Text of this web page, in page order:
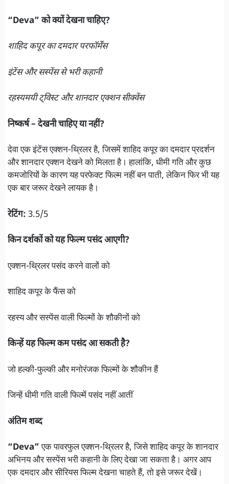
“Deva” को क्यों देखना चाहिए?
शाहिद कपूर का दमदार परफॉर्मेंस
इंटेंस और सस्पेंस से भरी कहानी
रहस्यमयी ट्विस्ट और शानदार एक्शन सीक्वेंस
निष्कर्ष – देखनी चाहिए या नहीं?
देवा एक इंटेंस एक्शन-थ्रिलर है, जिसमें शाहिद कपूर का दमदार प्रदर्शन
और शानदार एक्शन देखने को मिलता है। हालांकि, धीमी गति और कुछ
कमजोरियों के कारण यह परफेक्ट फिल्म नहीं बन पाती, लेकिन फिर भी यह
एक बार जरूर देखने लायक है।
रेटिंग: 3.5/5
किन दर्शकों को यह फिल्म पसंद आएगी?
एक्शन-थ्रिलर पसंद करने वालों को
शाहिद कपूर के फैंस को
रहस्य और सस्पेंस वाली फिल्मों के शौकीनों को
किन्हें यह फिल्म कम पसंद आ सकती है?
जो हल्की-फुल्की और मनोरंजक फिल्मों के शौकीन हैं
जिन्हें धीमी गति वाली फिल्में पसंद नहीं आतीं
अंतिम शब्द
“Deva”एक पावरफुल एक्शन-थ्रिलर है, जिसे शाहिद कपूर के शानदार
अभिनय और सस्पेंस भरी कहानी के लिए देखा जा सकता है। अगर आप
एक दमदार और सीरियस फिल्म देखना चाहते हैं, तो इसे जरूर देखें।